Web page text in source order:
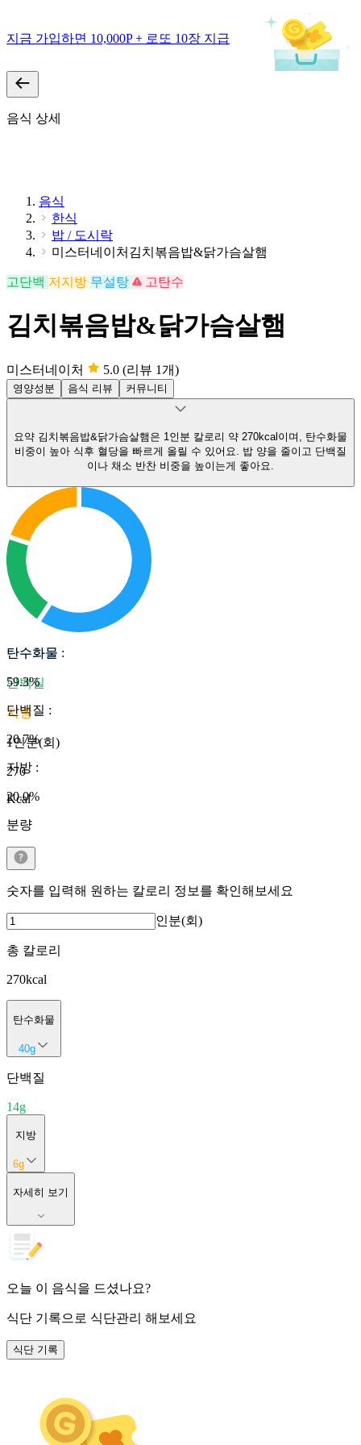
지금 가입하면 10,000P + 로또 10장 지급
음식 상세
음식
한식
밥 / 도시락
미스터네이처김치볶음밥&닭가슴살햄
고단백 저지방 무설탕 고탄수
김치볶음밥&닭가슴살햄
미스터네이처 5.0 (리뷰 1개)
영양성분 음식 리뷰 커뮤니티
요약 김치볶음밥&닭가슴살햄은 1인분 칼로리 약 270kcal이며, 탄수화물
비중이 높아 식후 혈당을 빠르게 올릴 수 있어요. 밥 양을 줄이고 단백질
이나 채소 반찬 비중을 높이는게 좋아요.
탄수화물
단백질
지방
1인분(회)
270
Kcal
탄수화물 :
59.3%
단백질 :
20.7%
지방 :
20.0%
분량
숫자를 입력해 원하는 칼로리 정보를 확인해보세요
인분(회)
총 칼로리
270kcal
탄수화물
40g
단백질
14g
지방
6g
자세히 보기
오늘 이 음식을 드셨나요?
식단 기록으로 식단관리 해보세요
식단 기록